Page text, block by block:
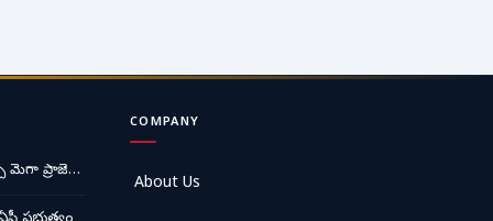
మెగా ప్రాజె…
COMPANY
About Us